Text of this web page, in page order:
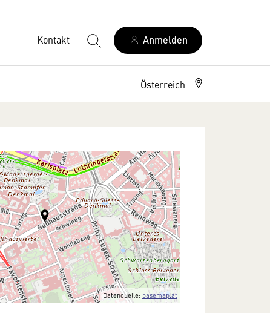
Kontakt Anmelden
Österreich
Datenquelle: basemap.at